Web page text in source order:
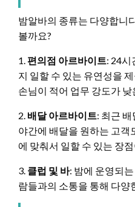
밤알바의 종류는 다양합니
볼까요?
1. 편의점 아르바이트: 24시
지 일할 수 있는 유연성을
손님이 적어 업무 강도가 낮
2. 배달 아르바이트: 최근
야간에 배달을 원하는 고객
에 맞춰서 일할 수 있는 장
3. 클럽 및 바: 밤에 운영되
람들과의 소통을 통해 다양